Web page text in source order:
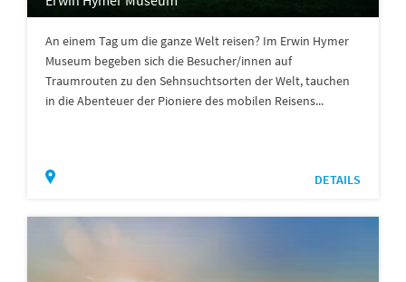
An einem Tag um die ganze Welt reisen? Im Erwin Hymer
Museum begeben sich die Besucher/innen auf
Traumrouten zu den Sehnsuchtsorten der Welt, tauchen
in die Abenteuer der Pioniere des mobilen Reisens...
DETAILS